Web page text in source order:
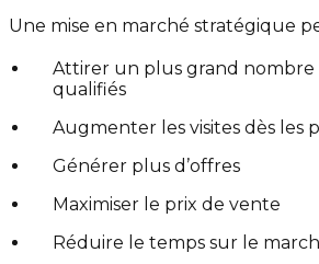
Une mise en marché stratégique
Attirer un plus grand nombre
qualifiés
Augmenter les visites dès les
Générer plus d’offres
Maximiser le prix de vente
Réduire le temps sur le